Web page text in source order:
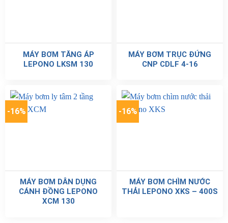
MÁY BƠM TĂNG ÁP
LEPONO LKSM 130
MÁY BƠM TRỤC ĐỨNG
CNP CDLF 4-16
-16%
MÁY BƠM DÂN DỤNG
CÁNH ĐỒNG LEPONO
XCM 130
-16%
MÁY BƠM CHÌM NƯỚC
THẢI LEPONO XKS – 400S